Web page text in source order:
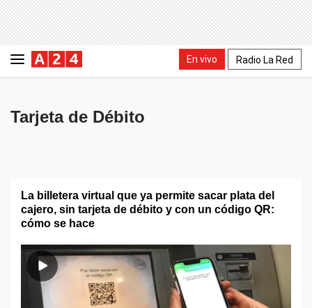
En vivo Radio La Red
Tarjeta de Débito
La billetera virtual que ya permite sacar plata del
cajero, sin tarjeta de débito y con un código QR:
cómo se hace